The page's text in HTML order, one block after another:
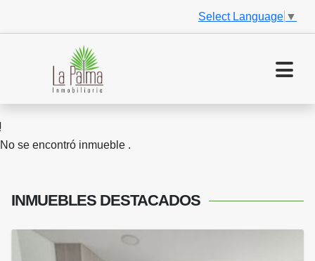
Select Language ▼
No se encontró inmueble .
INMUEBLES DESTACADOS